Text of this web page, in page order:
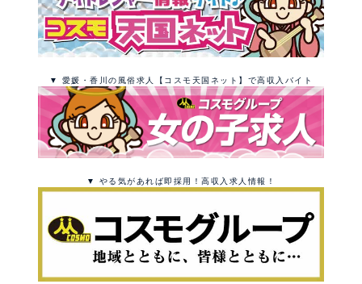
▼ 愛媛・香川の風俗求人【コスモ天国ネット】で高収入バイト
▼ やる気があれば即採用！高収入求人情報！